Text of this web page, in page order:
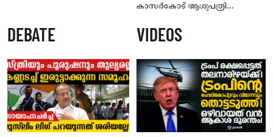
കാസർകോട് ആശുപത്രി
നാട്ടുകാർക്കെതിരെ കേസ്
DEBATE VIDEOS